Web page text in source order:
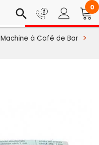
search 0
Machine à Café de Bar